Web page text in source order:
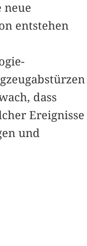
neue
entstehen
dass
Ereignisse
und